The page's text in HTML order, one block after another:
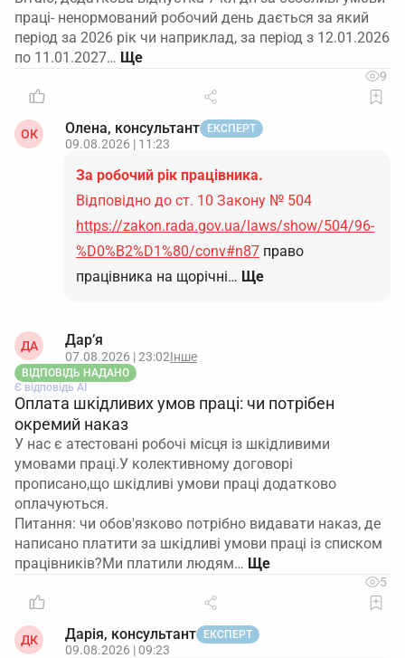
праці- ненормований робочий день дається за який
період за 2026 рік чи наприклад, за період з 12.01.2026
по 11.01.2027…
9
ОК Олена, консультант ЕКСПЕРТ
09.08.2026 | 11:23
За робочий рік працівника.
Відповідно до ст. 10 Закону № 504
https://zakon.rada.gov.ua/laws/show/504/96-
%D0%B2%D1%80/conv#n87 право
працівника на щорічні… Ще
ДА Дар’я
07.08.2026 | 23:02Інше
ВІДПОВІДЬ НАДАНО
Є відповідь АІ
Оплата шкідливих умов праці: чи потрібен
окремий наказ
У нас є атестовані робочі місця із шкідливими
умовами праці.У колективному договорі
прописано,що шкідливі умови праці додатково
оплачуються.
Питання: чи обов'язково потрібно видавати наказ, де
написано платити за шкідливі умови праці із списком
працівників?Ми платили людям…
5
ДК Дарія, консультант ЕКСПЕРТ
09.08.2026 | 09:23